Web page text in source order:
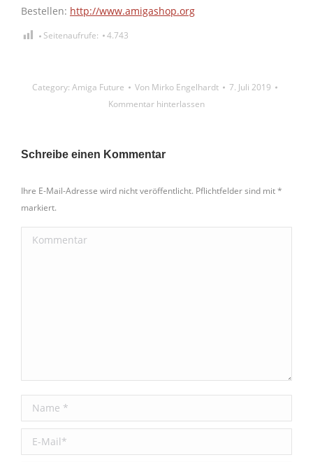
Bestellen: http://www.amigashop.org
Seitenaufrufe: 4.743
Category: Amiga Future Von Mirko Engelhardt
7. Juli 2019
Kommentar hinterlassen
Schreibe einen Kommentar
Ihre E-Mail-Adresse wird nicht veröffentlicht. Pflichtfelder sind mit*
markiert.
Kommentar
Name *
E-Mail *